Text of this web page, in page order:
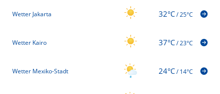
Wetter Jakarta 32°C/25°C
Wetter Kairo 37°C/23°C
Wetter Mexiko-Stadt 24°C/14°C